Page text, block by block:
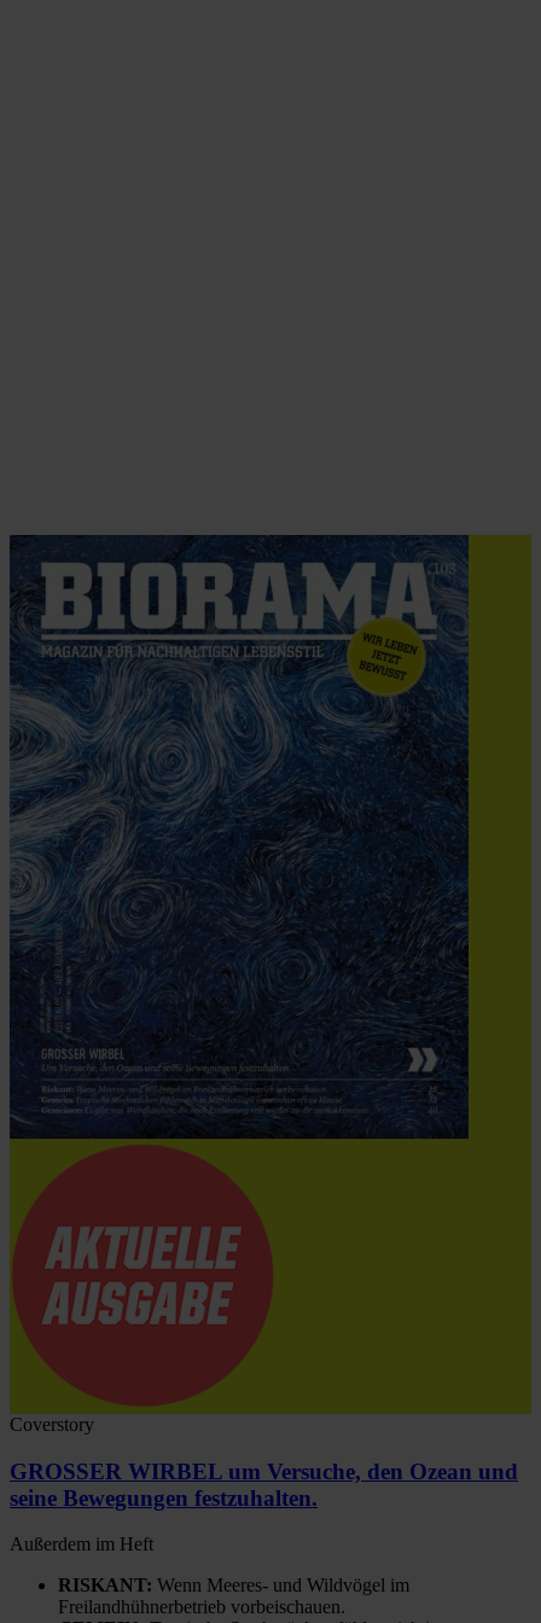
Coverstory
GROSSER WIRBEL um Versuche, den Ozean und
seine Bewegungen festzuhalten.
Außerdem im Heft
RISKANT: Wenn Meeres- und Wildvögel im
Freilandhühnerbetrieb vorbeischauen.